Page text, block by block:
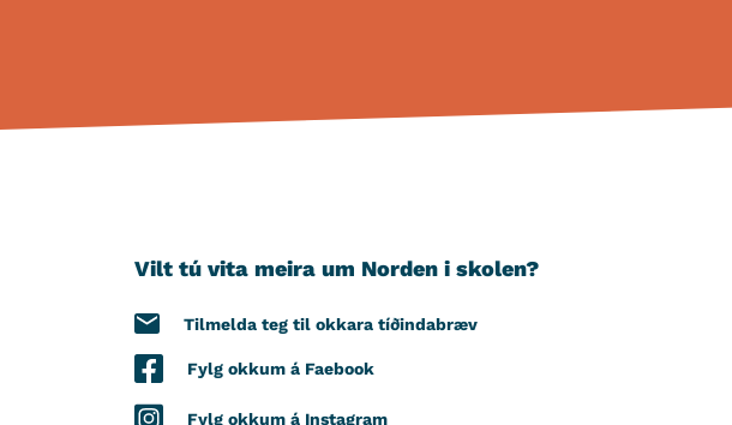
Vilt tú vita meira um Norden i skolen?
Tilmelda teg til okkara tíðindabræv
Fylg okkum á Faebook
Fylg okkum á Instagram